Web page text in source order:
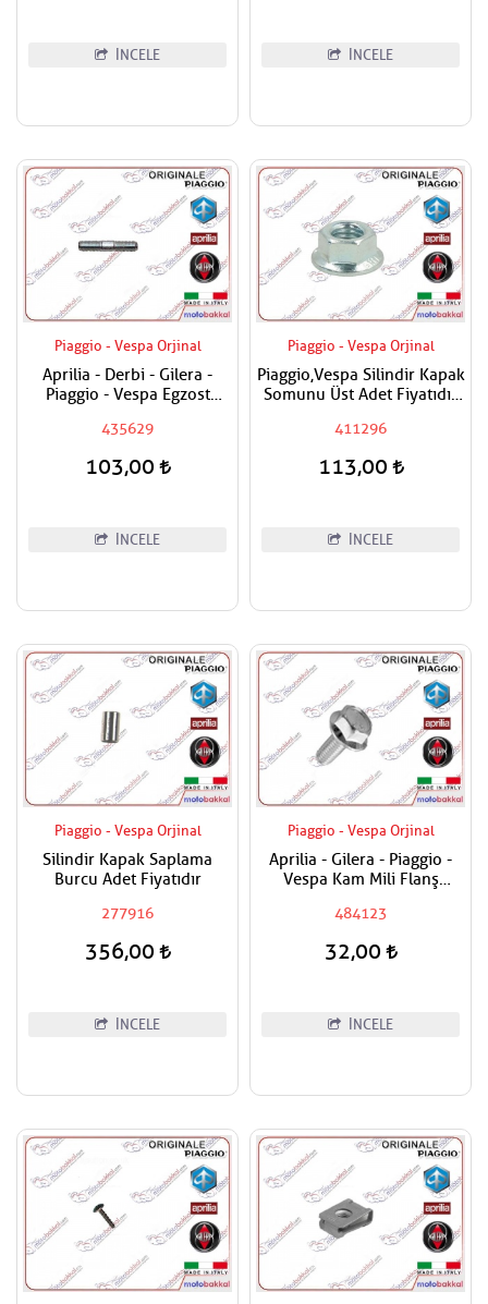
İNCELE İNCELE
Piaggio - Vespa Orjinal
Aprilia - Derbi - Gilera -
Piaggio - Vespa Egzost
Fiyatıdır
435629
103,00
İNCELE
Piaggio - Vespa Orjinal
Piaggio,Vespa Silindir Kapak
Somunu Üst Adet Fiyatıdır
411296
113,00
İNCELE
Piaggio - Vespa Orjinal
Silindir Kapak Saplama
Burcu Adet Fiyatıdır
277916
356,00
İNCELE
Piaggio - Vespa Orjinal
Aprilia - Gilera - Piaggio -
Vespa Kam Mili Flanş
484123
32,00
İNCELE